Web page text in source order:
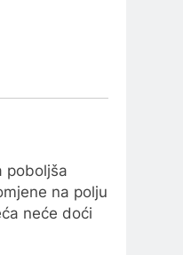
poboljša
na polju
neće doći